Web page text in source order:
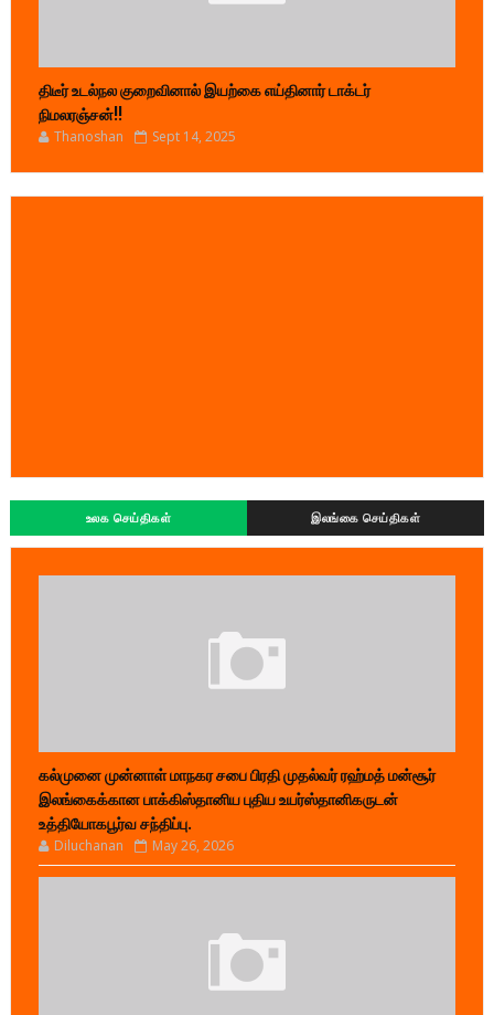
திடீர் உடல்நல குறைவினால் இயற்கை எய்தினார் டாக்டர்
நிமலரஞ்சன்!!
Thanoshan Sept 14, 2025
உலக செய்திகள் இலங்கை செய்திகள்
கல்முனை முன்னாள் மாநகர சபை பிரதி முதல்வர் ரஹ்மத் மன்சூர்
இலங்கைக்கான பாக்கிஸ்தானிய புதிய உயர்ஸ்தானிகருடன்
உத்தியோகபூர்வ சந்திப்பு.
Diluchanan May 26, 2026